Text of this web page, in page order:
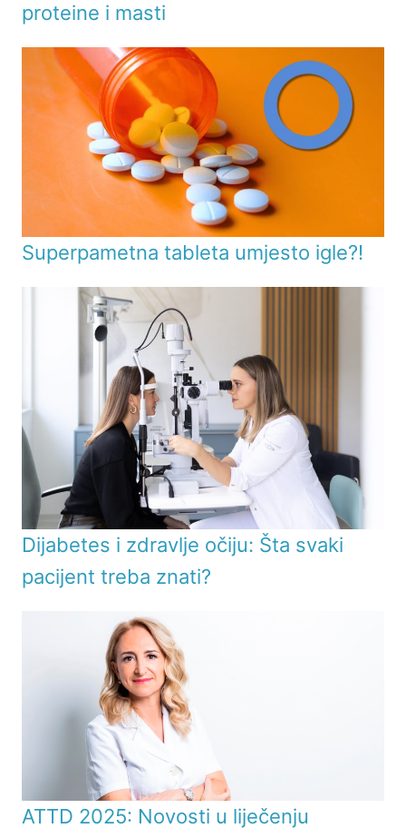
proteine i masti
Superpametna tableta umjesto igle?!
Dijabetes i zdravlje očiju: Šta svaki
pacijent treba znati?
ATTD 2025: Novosti u liječenju